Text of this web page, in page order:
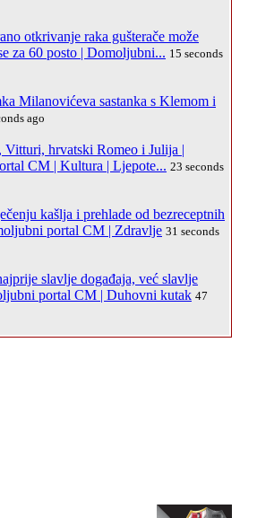
otkrivanje raka gušterače može
za 60 posto | Domoljubni... 15 seconds
Milanovićeva sastanka s Klemom i
ago
Vitturi, hrvatski Romeo i Julija |
CM | Kultura | Ljepote... 23 seconds
kašlja i prehlade od bezreceptnih
portal CM | Zdravlje 31 seconds
slavlje događaja, već slavlje
portal CM | Duhovni kutak 47